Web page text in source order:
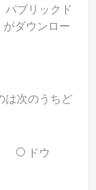
パブリックド
ダウンロー
は次のうちど
ドウ